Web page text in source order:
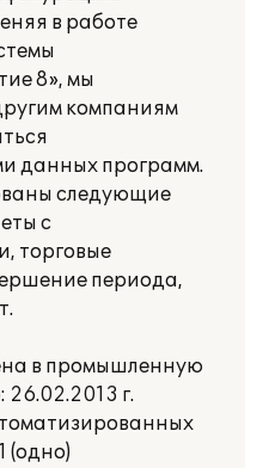
в работе
8», мы
компаниям
данных программ.
следующие
с
торговые
периода,
в промышленную
26.02.2013 г.
(одно)